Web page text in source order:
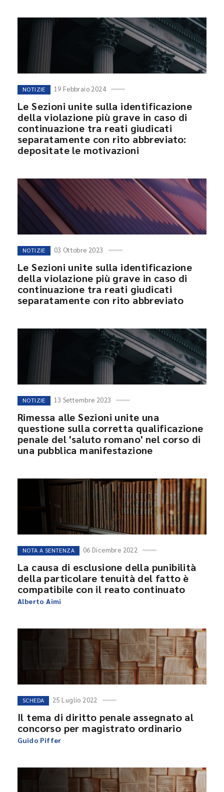
NOTIZIE 19 Febbraio 2024
Le Sezioni unite sulla identificazione
della violazione più grave in caso di
continuazione tra reati giudicati
separatamente con rito abbreviato:
depositate le motivazioni
NOTIZIE 03 Ottobre 2023
Le Sezioni unite sulla identificazione
della violazione più grave in caso di
continuazione tra reati giudicati
separatamente con rito abbreviato
NOTIZIE 13 Settembre 2023
Rimessa alle Sezioni unite una
questione sulla corretta qualificazione
penale del 'saluto romano' nel corso di
una pubblica manifestazione
NOTA A SENTENZA 06 Dicembre 2022
La causa di esclusione della punibilità
della particolare tenuità del fatto è
compatibile con il reato continuato
Alberto Aimi
SCHEDA 25 Luglio 2022
Il tema di diritto penale assegnato al
concorso per magistrato ordinario
Guido Piffer